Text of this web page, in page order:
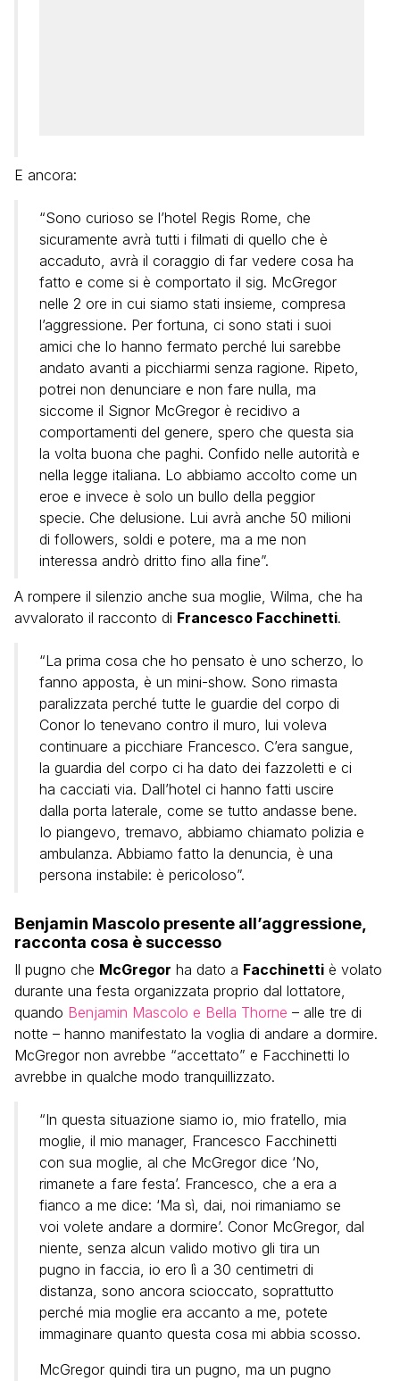
E ancora:
“Sono curioso se l’hotel Regis Rome, che
sicuramente avrà tutti i filmati di quello che è
accaduto, avrà il coraggio di far vedere cosa ha
fatto e come si è comportato il sig. McGregor
nelle 2 ore in cui siamo stati insieme, compresa
l’aggressione. Per fortuna, ci sono stati i suoi
amici che lo hanno fermato perché lui sarebbe
andato avanti a picchiarmi senza ragione. Ripeto,
potrei non denunciare e non fare nulla, ma
siccome il Signor McGregor è recidivo a
comportamenti del genere, spero che questa sia
la volta buona che paghi. Confido nelle autorità e
nella legge italiana. Lo abbiamo accolto come un
eroe e invece è solo un bullo della peggior
specie. Che delusione. Lui avrà anche 50 milioni
di followers, soldi e potere, ma a me non
interessa andrò dritto fino alla fine”.
A rompere il silenzio anche sua moglie, Wilma, che ha
avvalorato il racconto di Francesco Facchinetti.
“La prima cosa che ho pensato è uno scherzo, lo
fanno apposta, è un mini-show. Sono rimasta
paralizzata perché tutte le guardie del corpo di
Conor lo tenevano contro il muro, lui voleva
continuare a picchiare Francesco. C’era sangue,
la guardia del corpo ci ha dato dei fazzoletti e ci
ha cacciati via. Dall’hotel ci hanno fatti uscire
dalla porta laterale, come se tutto andasse bene.
Io piangevo, tremavo, abbiamo chiamato polizia e
ambulanza. Abbiamo fatto la denuncia, è una
persona instabile: è pericoloso”.
Benjamin Mascolo presente all’aggressione,
racconta cosa è successo
Il pugno che McGregor ha dato a Facchinetti è volato
durante una festa organizzata proprio dal lottatore,
quando Benjamin Mascolo e Bella Thorne – alle tre di
notte – hanno manifestato la voglia di andare a dormire.
McGregor non avrebbe “accettato” e Facchinetti lo
avrebbe in qualche modo tranquillizzato.
“In questa situazione siamo io, mio fratello, mia
moglie, il mio manager, Francesco Facchinetti
con sua moglie, al che McGregor dice ‘No,
rimanete a fare festa’. Francesco, che a era a
fianco a me dice: ‘Ma sì, dai, noi rimaniamo se
voi volete andare a dormire’. Conor McGregor, dal
niente, senza alcun valido motivo gli tira un
pugno in faccia, io ero lì a 30 centimetri di
distanza, sono ancora scioccato, soprattutto
perché mia moglie era accanto a me, potete
immaginare quanto questa cosa mi abbia scosso.
McGregor quindi tira un pugno, ma un pugno